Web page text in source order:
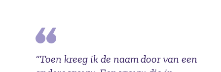
“Toen kreeg ik de naam door van een